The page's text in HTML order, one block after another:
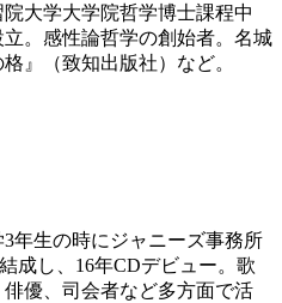
大学大学院哲学博士課程中
。感性論哲学の創始者。名城
』（致知出版社）など。
年生の時にジャニーズ事務所
成し、16年CDデビュー。歌
優、司会者など多方面で活